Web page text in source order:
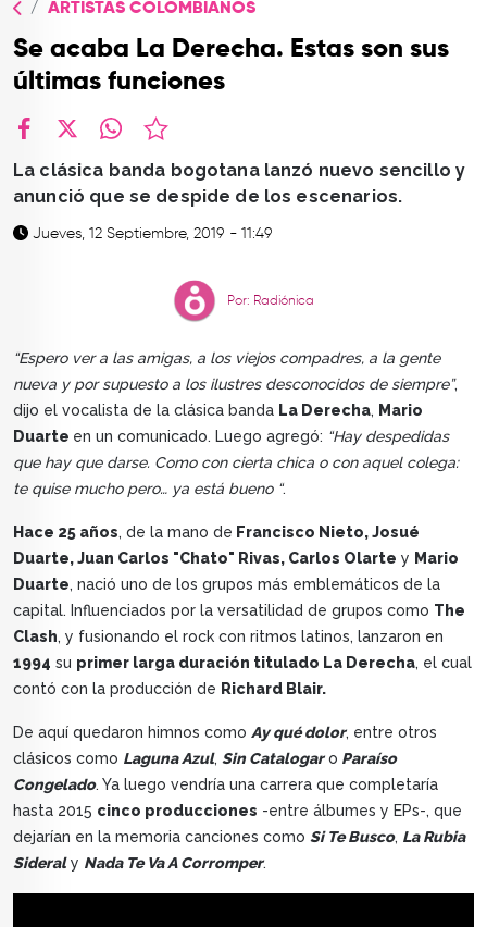
TOP
QUIÉNES SOMOS
ARTISTAS COLOMBIANOS
Se acaba La Derecha. Estas son sus
últimas funciones
La clásica banda bogotana lanzó nuevo sencillo y
anunció que se despide de los escenarios.
Jueves, 12 Septiembre, 2019 - 11:49
Por: Radiónica
“Espero ver a las amigas, a los viejos compadres, a la gente
nueva y por supuesto a los ilustres desconocidos de siempre”,
dijo el vocalista de la clásica banda La Derecha, Mario
Duarte en un comunicado. Luego agregó: “Hay despedidas
que hay que darse. Como con cierta chica o con aquel colega:
te quise mucho pero… ya está bueno “.
Hace 25 años, de la mano de Francisco Nieto, Josué
Duarte, Juan Carlos "Chato" Rivas, Carlos Olarte y Mario
Duarte, nació uno de los grupos más emblemáticos de la
capital. Influenciados por la versatilidad de grupos como The
Clash, y fusionando el rock con ritmos latinos, lanzaron en
1994 su primer larga duración titulado La Derecha, el cual
contó con la producción de Richard Blair.
De aquí quedaron himnos como Ay qué dolor, entre otros
clásicos como Laguna Azul, Sin Catalogaro Paraíso
Congelado. Ya luego vendría una carrera que completaría
hasta 2015 cinco producciones -entre álbumes y EPs-, que
dejarían en la memoria canciones como Si Te Busco, La Rubia
Sideraly Nada Te Va A Corromper.